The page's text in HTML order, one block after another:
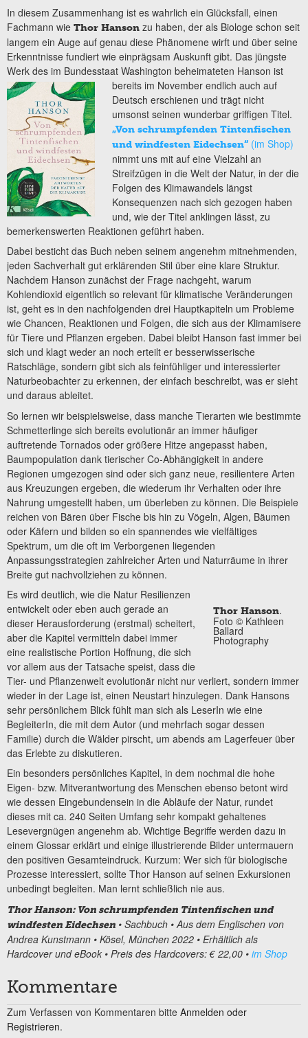
In diesem Zusammenhang ist es wahrlich ein Glücksfall, einen
Fachmann wie Thor Hanson zu haben, der als Biologe schon seit
langem ein Auge auf genau diese Phänomene wirft und über seine
Erkenntnisse fundiert wie einprägsam Auskunft gibt. Das jüngste
Werk des im Bundesstaat Washington beheimateten Hanson ist
bereits im November endlich auch auf
Deutsch erschienen und trägt nicht
umsonst seinen wunderbar griffigen Titel.
„Von schrumpfenden Tintenfischen
und windfesten Eidechsen“ (im Shop)
nimmt uns mit auf eine Vielzahl an
Streifzügen in die Welt der Natur, in der die
Folgen des Klimawandels längst
Konsequenzen nach sich gezogen haben
und, wie der Titel anklingen lässt, zu
bemerkenswerten Reaktionen geführt haben.
Dabei besticht das Buch neben seinem angenehm mitnehmenden,
jeden Sachverhalt gut erklärenden Stil über eine klare Struktur.
Nachdem Hanson zunächst der Frage nachgeht, warum
Kohlendioxid eigentlich so relevant für klimatische Veränderungen
ist, geht es in den nachfolgenden drei Hauptkapiteln um Probleme
wie Chancen, Reaktionen und Folgen, die sich aus der Klimamisere
für Tiere und Pflanzen ergeben. Dabei bleibt Hanson fast immer bei
sich und klagt weder an noch erteilt er besserwisserische
Ratschläge, sondern gibt sich als feinfühliger und interessierter
Naturbeobachter zu erkennen, der einfach beschreibt, was er sieht
und daraus ableitet.
So lernen wir beispielsweise, dass manche Tierarten wie bestimmte
Schmetterlinge sich bereits evolutionär an immer häufiger
auftretende Tornados oder größere Hitze angepasst haben,
Baumpopulation dank tierischer Co-Abhängigkeit in andere
Regionen umgezogen sind oder sich ganz neue, resilientere Arten
aus Kreuzungen ergeben, die wiederum ihr Verhalten oder ihre
Nahrung umgestellt haben, um überleben zu können. Die Beispiele
reichen von Bären über Fische bis hin zu Vögeln, Algen, Bäumen
oder Käfern und bilden so ein spannendes wie vielfältiges
Spektrum, um die oft im Verborgenen liegenden
Anpassungsstrategien zahlreicher Arten und Naturräume in ihrer
Breite gut nachvollziehen zu können.
Thor Hanson.
Foto © Kathleen
Ballard
Photography
Es wird deutlich, wie die Natur Resilienzen
entwickelt oder eben auch gerade an
dieser Herausforderung (erstmal) scheitert,
aber die Kapitel vermitteln dabei immer
eine realistische Portion Hoffnung, die sich
vor allem aus der Tatsache speist, dass die
Tier- und Pflanzenwelt evolutionär nicht nur verliert, sondern immer
wieder in der Lage ist, einen Neustart hinzulegen. Dank Hansons
sehr persönlichem Blick fühlt man sich als LeserIn wie eine
BegleiterIn, die mit dem Autor (und mehrfach sogar dessen
Familie) durch die Wälder pirscht, um abends am Lagerfeuer über
das Erlebte zu diskutieren.
Ein besonders persönliches Kapitel, in dem nochmal die hohe
Eigen- bzw. Mitverantwortung des Menschen ebenso betont wird
wie dessen Eingebundensein in die Abläufe der Natur, rundet
dieses mit ca. 240 Seiten Umfang sehr kompakt gehaltenes
Lesevergnügen angenehm ab. Wichtige Begriffe werden dazu in
einem Glossar erklärt und einige illustrierende Bilder untermauern
den positiven Gesamteindruck. Kurzum: Wer sich für biologische
Prozesse interessiert, sollte Thor Hanson auf seinen Exkursionen
unbedingt begleiten. Man lernt schließlich nie aus.
Thor Hanson: Von schrumpfenden Tintenfischen und
windfesten Eidechsen • Sachbuch • Aus dem Englischen von
Andrea Kunstmann • Kösel, München 2022 • Erhältlich als
Hardcover und eBook • Preis des Hardcovers: € 22,00 • im Shop
Kommentare
Zum Verfassen von Kommentaren bitte Anmelden oder
Registrieren.